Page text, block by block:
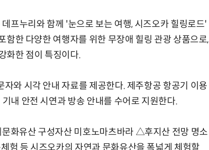
프누리와 함께 '눈으로 보는 여행, 시즈오카 힐링로드'
한 다양한 여행자를 위한 무장애 힐링 관광 상품으로,
화한 점이 특징이다.
와 시각 안내 자료를 제공한다. 제주항공 항공기 이용
내 안전 시연과 방송 안내를 수어로 지원한다.
유산 구성자산 미호노마츠바라 △후지산 전망 명소
험 등 시즈오카의 자연과 문화유산을 폭넓게 체험할